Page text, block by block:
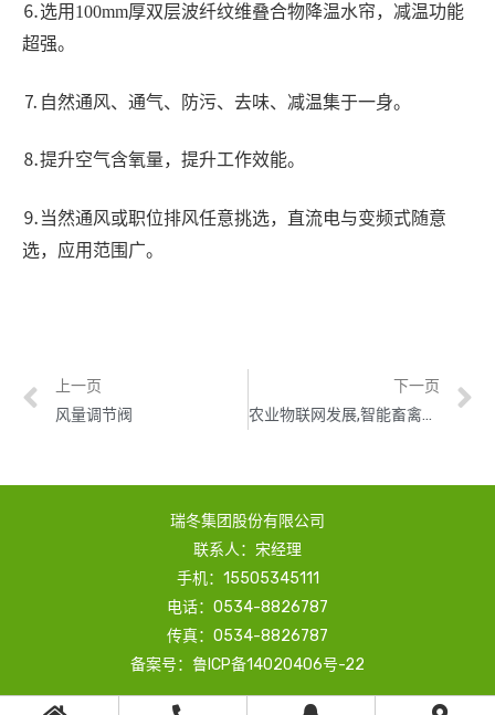
⒍选用 100mm厚双层波纤纹维叠合物降温水帘，减温功能
超强。
⒎ 自然通风、通气、防污、去味、减温集于一身。
⒏提升空气含氧量，提升工作效能。
⒐ 当然通风或职位排风任意挑选，直流电与变频式随意
选，应用范围广。
上一页
风量调节阀
下一页
瑞冬集团股份有限公司
联系人：宋经理
手机：15505345111
电话：0534-8826787
传真：0534-8826787
备案号：鲁ICP备14020406号-22